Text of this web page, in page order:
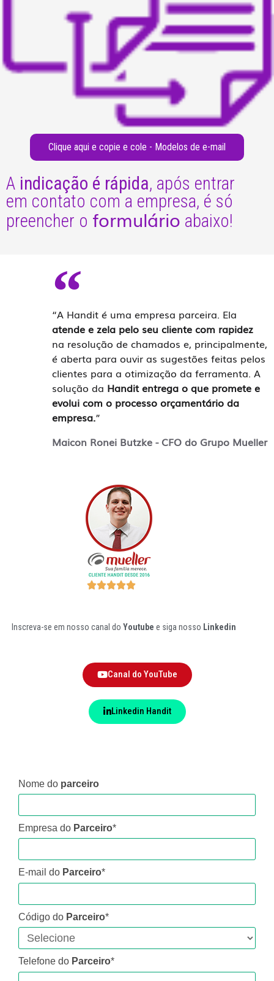
Clique aqui e copie e cole - Modelos de e-mail
A indicação é rápida, após entrar
em contato com a empresa, é só
preencher o formulário abaixo!
“A Handit é uma empresa parceira. Ela
atende e zela pelo seu cliente com rapidez
na resolução de chamados e, principalmente,
é aberta para ouvir as sugestões feitas pelos
clientes para a otimização da ferramenta. A
solução da Handit entrega o que promete e
evolui com o processo orçamentário da
empresa.”
Maicon Ronei Butzke - CFO do Grupo Mueller
Inscreva-se em nosso canal doYoutube e siga nosso Linkedin
Canal do YouTube
Linkedin Handit
Nome do parceiro
Empresa do Parceiro*
E-mail do Parceiro*
Código do Parceiro*
Telefone do Parceiro*